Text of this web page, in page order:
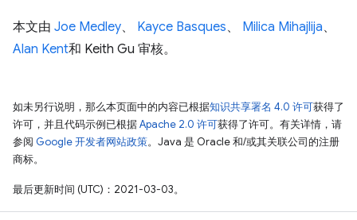
本文由 Joe Medley、 Kayce Basques、 Milica Mihajlija、
Alan Kent和 Keith Gu 审核。
如未另行说明，那么本页面中的内容已根据知识共享署名 4.0 许可获得了
许可，并且代码示例已根据Apache 2.0 许可获得了许可。有关详情，请
参阅 Google 开发者网站政策。Java 是 Oracle 和/或其关联公司的注册
商标。
最后更新时间 (UTC)：2021-03-03。